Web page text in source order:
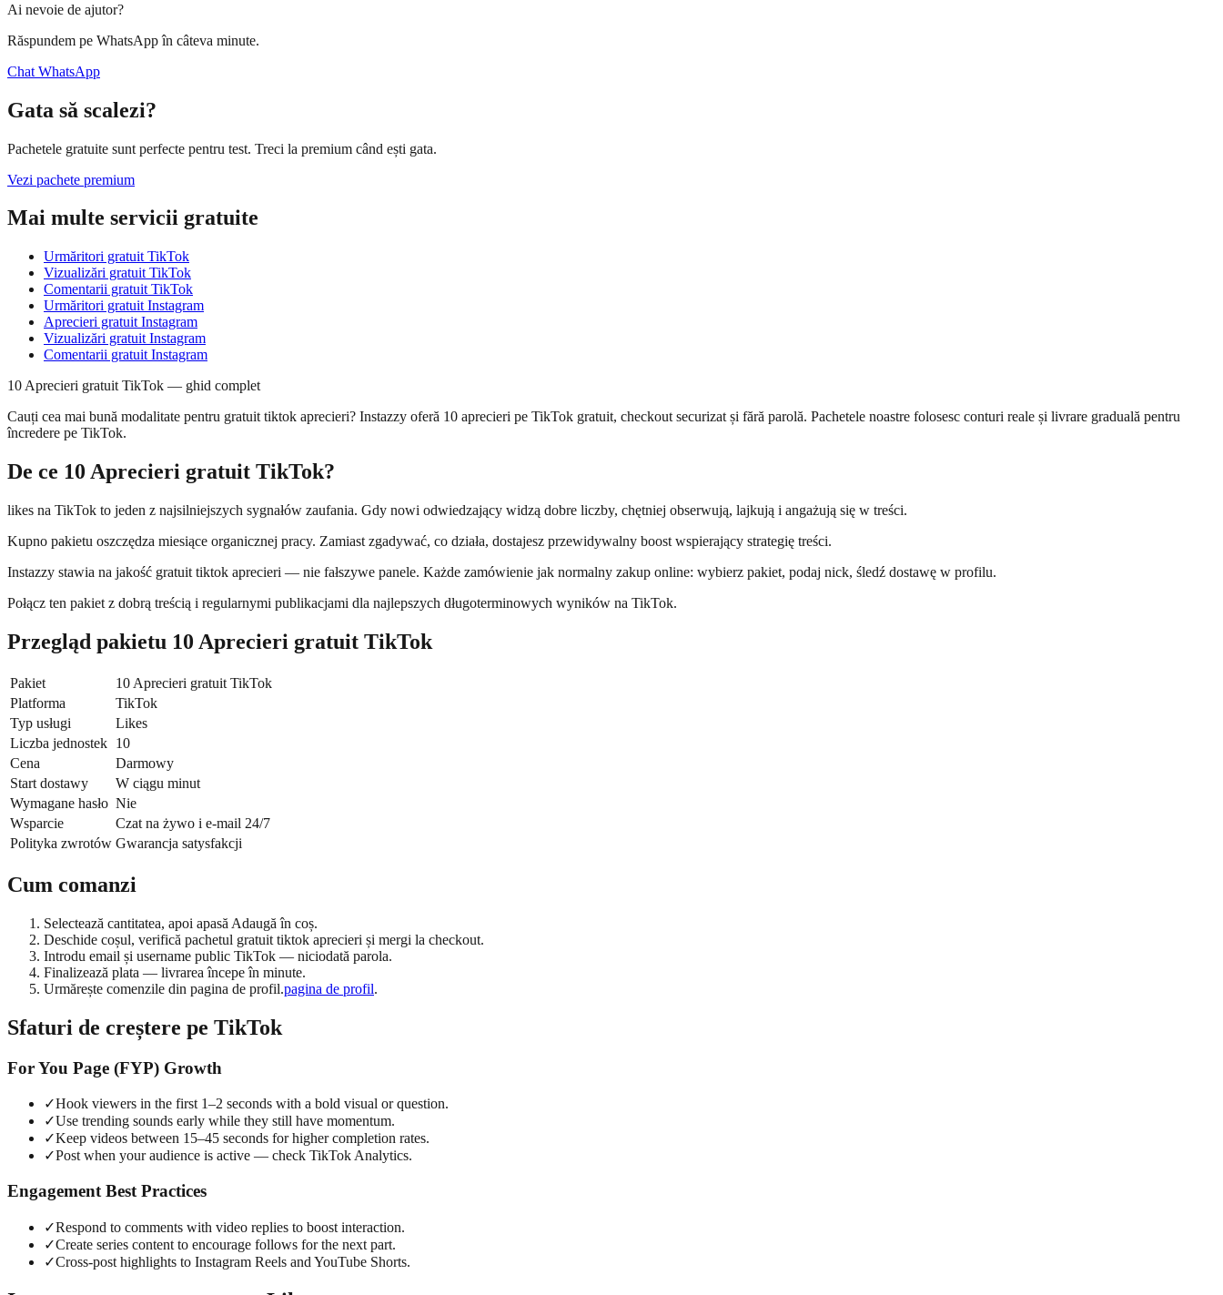
Ai nevoie de ajutor?
Răspundem pe WhatsApp în câteva minute.
Chat WhatsApp
Gata să scalezi?
Pachetele gratuite sunt perfecte pentru test. Treci la premium când ești gata.
Vezi pachete premium
Mai multe servicii gratuite
Urmăritori gratuit TikTok
Vizualizări gratuit TikTok
Comentarii gratuit TikTok
Urmăritori gratuit Instagram
Aprecieri gratuit Instagram
Vizualizări gratuit Instagram
Comentarii gratuit Instagram
10 Aprecieri gratuit TikTok — ghid complet
Cauți cea mai bună modalitate pentru gratuit tiktok aprecieri? Instazzy oferă 10 aprecieri pe TikTok gratuit, checkout securizat și fără parolă. Pachetele noastre folosesc conturi reale și livrare graduală pentru
încredere pe TikTok.
De ce 10 Aprecieri gratuit TikTok?
likes na TikTok to jeden z najsilniejszych sygnałów zaufania. Gdy nowi odwiedzający widzą dobre liczby, chętniej obserwują, lajkują i angażują się w treści.
Kupno pakietu oszczędza miesiące organicznej pracy. Zamiast zgadywać, co działa, dostajesz przewidywalny boost wspierający strategię treści.
Instazzy stawia na jakość gratuit tiktok aprecieri — nie fałszywe panele. Każde zamówienie jak normalny zakup online: wybierz pakiet, podaj nick, śledź dostawę w profilu.
Połącz ten pakiet z dobrą treścią i regularnymi publikacjami dla najlepszych długoterminowych wyników na TikTok.
Przegląd pakietu 10 Aprecieri gratuit TikTok
Pakiet
10 Aprecieri gratuit TikTok
Platforma
TikTok
Typ usługi
Likes
Liczba jednostek 10
Cena
Darmowy
Start dostawy
W ciągu minut
Wymagane hasło Nie
Wsparcie
Czat na żywo i e-mail 24/7
Polityka zwrotów Gwarancja satysfakcji
Cum comanzi
Selectează cantitatea, apoi apasă Adaugă în coș.
Deschide coșul, verifică pachetul gratuit tiktok aprecieri și mergi la checkout.
Introdu email și username public TikTok — niciodată parola.
Finalizează plata — livrarea începe în minute.
Urmărește comenzile din pagina de profil.pagina de profil.
Sfaturi de creștere pe TikTok
For You Page (FYP) Growth
✓Hook viewers in the first 1–2 seconds with a bold visual or question.
✓Use trending sounds early while they still have momentum.
✓Keep videos between 15–45 seconds for higher completion rates.
✓Post when your audience is active — check TikTok Analytics.
Engagement Best Practices
✓Respond to comments with video replies to boost interaction.
✓Create series content to encourage follows for the next part.
✓Cross-post highlights to Instagram Reels and YouTube Shorts.